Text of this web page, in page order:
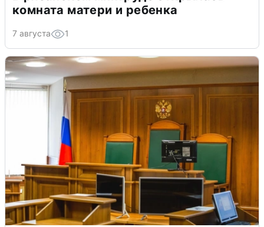
комната матери и ребенка
7 августа 1